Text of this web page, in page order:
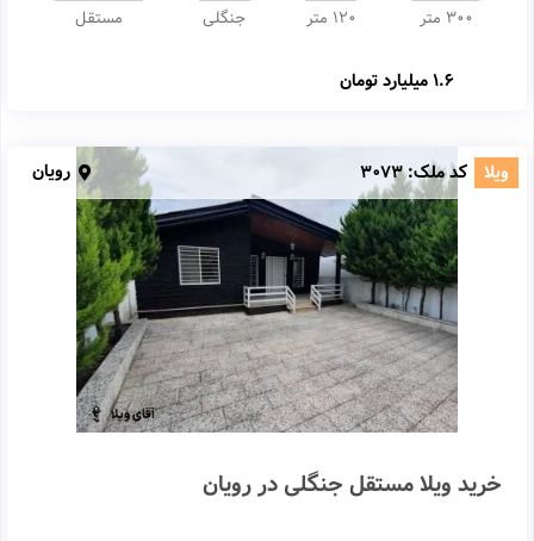
300 متر
120 متر
جنگلی
مستقل
1.6 میلیارد تومان
ویلا کد ملک:3073 رویان
خرید ویلا مستقل جنگلی در رویان